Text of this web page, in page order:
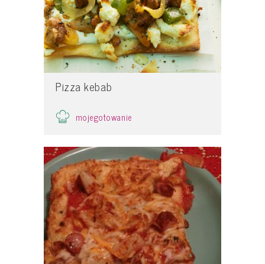
Pizza kebab
mojegotowanie